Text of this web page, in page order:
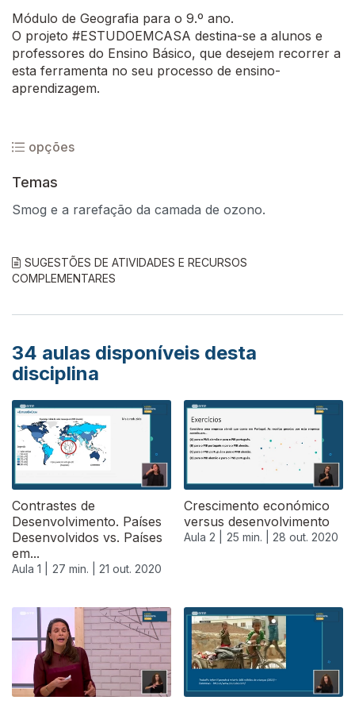
Módulo de Geografia para o 9.º ano.
O projeto #ESTUDOEMCASA destina-se a alunos e
professores do Ensino Básico, que desejem recorrer a
esta ferramenta no seu processo de ensino-
aprendizagem.
opções
Temas
Smog e a rarefação da camada de ozono.
SUGESTÕES DE ATIVIDADES E RECURSOS
COMPLEMENTARES
34 aulas disponíveis desta
disciplina
Contrastes de
Desenvolvimento. Países
Desenvolvidos vs. Países
em...
Aula 1 | 27 min. | 21 out. 2020
Crescimento económico
versus desenvolvimento
Aula 2 | 25 min. | 28 out. 2020